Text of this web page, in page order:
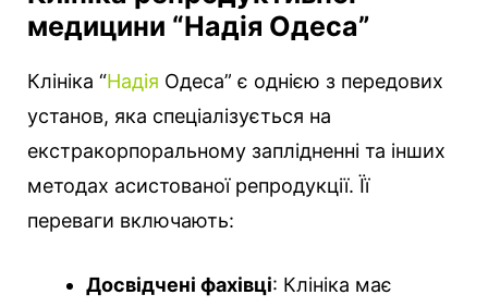
медицини “Надія Одеса”
Клініка “Надія Одеса” є однією з передових
установ, яка спеціалізується на
екстракорпоральному заплідненні та інших
методах асистованої репродукції. Її
переваги включають:
Досвідчені фахівці: Клініка має